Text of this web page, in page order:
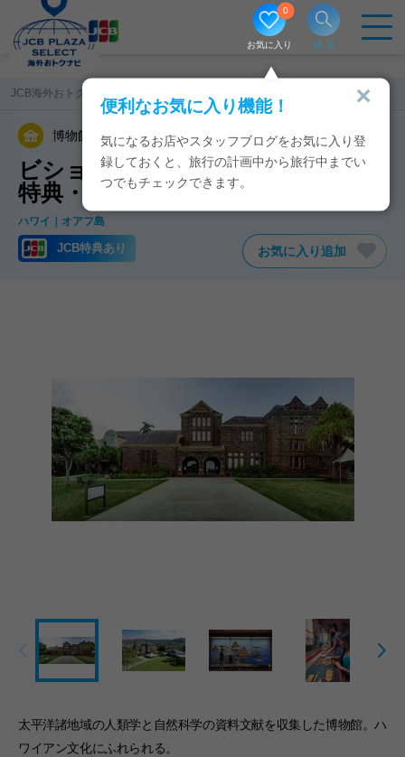
お気に入り
0
便利なお気に入り機能！
気になるお店やスタッフブログをお気に入り登
録しておくと、旅行の計画中から旅行中までい
つでもチェックできます。
検索
JCB海外おトクナビ
博物館／美術館 博物館
ビショップ・ミュージアムのJCB
特典・クーポン
ハワイ オアフ島
JCB特典あり お気に入り追加
太平洋諸地域の人類学と自然科学の資料文献を収集した博物館。ハ
ワイアン文化にふれられる。